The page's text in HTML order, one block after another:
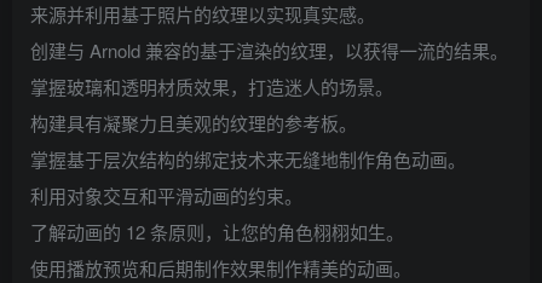
来源并利用基于照片的纹理以实现真实感。
创建与 Arnold 兼容的基于渲染的纹理，以获得一流的结果。
掌握玻璃和透明材质效果，打造迷人的场景。
构建具有凝聚力且美观的纹理的参考板。
掌握基于层次结构的绑定技术来无缝地制作角色动画。
利用对象交互和平滑动画的约束。
了解动画的 12 条原则，让您的角色栩栩如生。
使用播放预览和后期制作效果制作精美的动画。